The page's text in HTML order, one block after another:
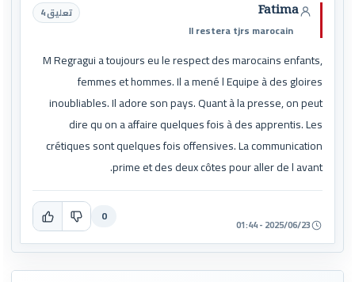
Fatima
Il restera tjrs marocain
تعليق 4
M Regragui a toujours eu le respect des marocains enfants,
femmes et hommes. Il a mené l Equipe à des gloires
inoubliables. Il adore son pays. Quant à la presse, on peut
dire qu on a affaire quelques fois à des apprentis. Les
crétiques sont quelques fois offensives. La communication
prime et des deux côtes pour aller de l avant.
2025/06/23 - 01:44
0